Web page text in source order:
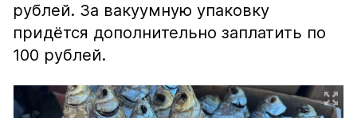
рублей. За вакуумную упаковку
придётся дополнительно заплатить по
100 рублей.